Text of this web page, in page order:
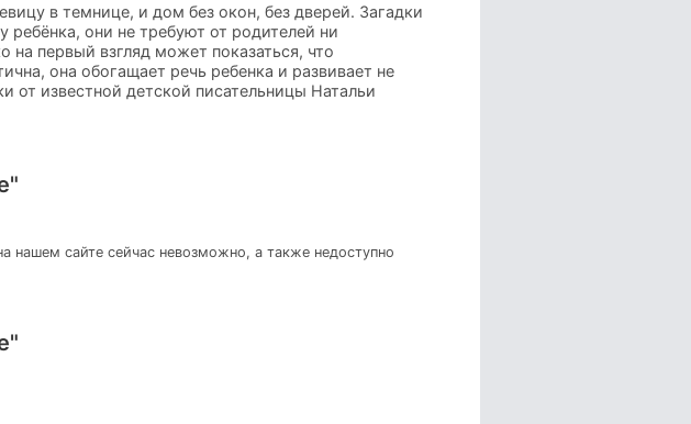
в темнице, и дом без окон, без дверей. Загадки
ребёнка, они не требуют от родителей ни
на первый взгляд может показаться, что
она обогащает речь ребенка и развивает не
от известной детской писательницы Натальи
нашем сайте сейчас невозможно, а также недоступно